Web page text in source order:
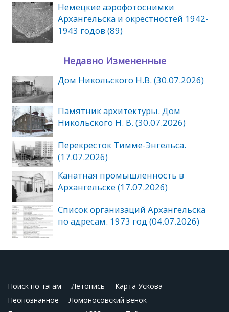
Немецкие аэрофотоснимки
Архангельска и окрестностей 1942-
1943 годов (89)
Недавно Измененные
Дом Никольского Н.В. (30.07.2026)
Памятник архитектуры. Дом
Никольского Н. В. (30.07.2026)
Перекресток Тимме-Энгельса.
(17.07.2026)
Канатная промышленность в
Архангельске (17.07.2026)
Список организаций Архангельска
по адресам. 1973 год (04.07.2026)
Поиск по тэгам Летопись
Карта Ускова
Неопознанное
Ломоносовский венок